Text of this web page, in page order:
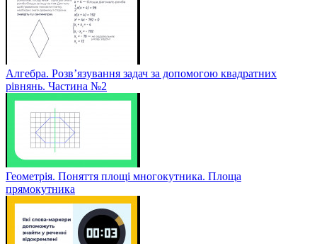
Алгебра. Розв’язування задач за допомогою квадратних
рівнянь. Частина №2
Геометрія. Поняття площі многокутника. Площа
прямокутника